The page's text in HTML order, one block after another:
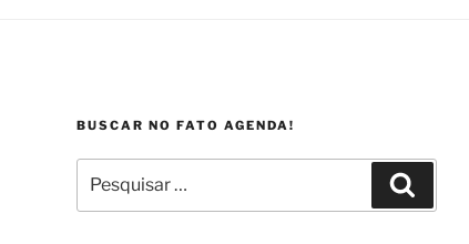
BUSCAR NO FATO AGENDA!
por: